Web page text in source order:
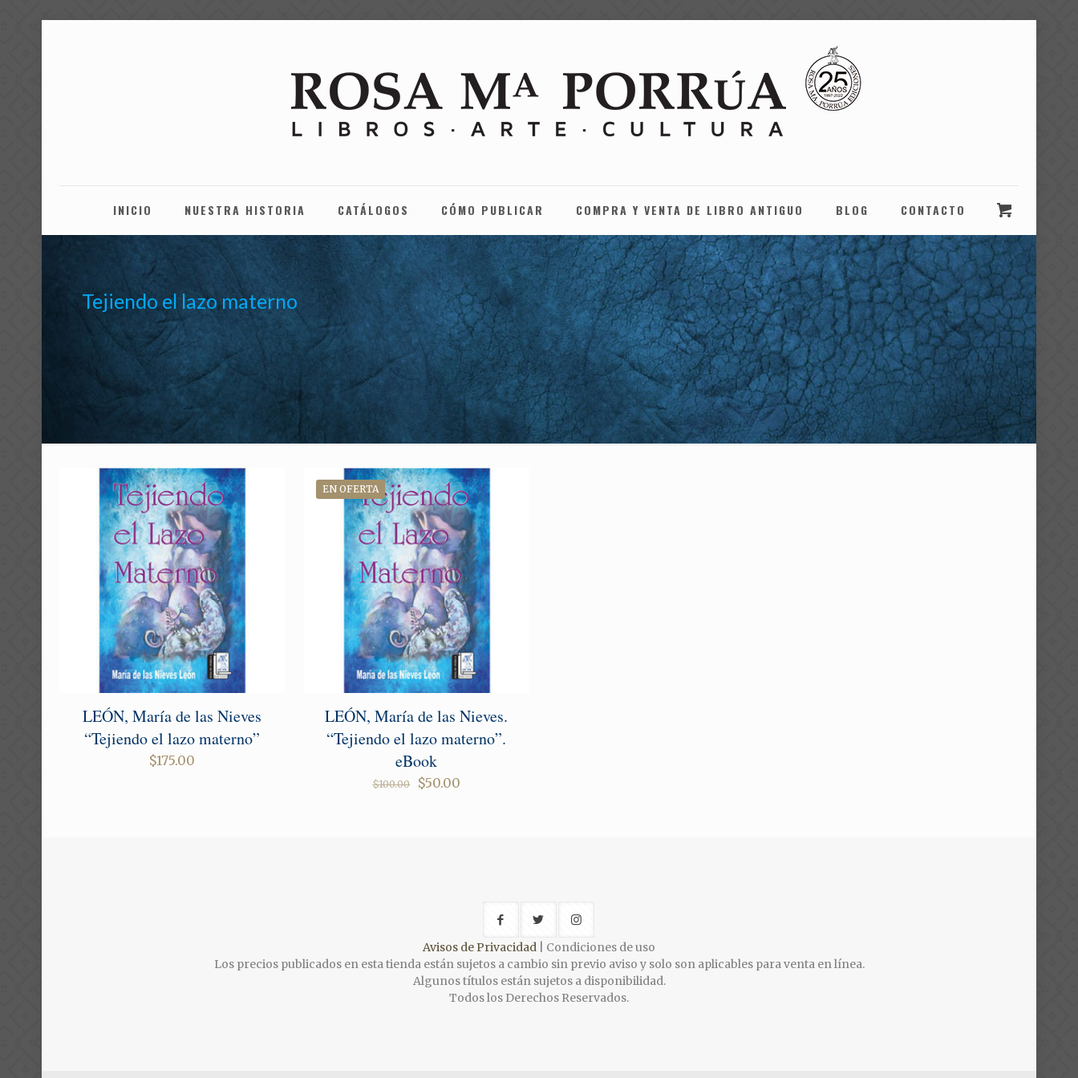
INICIO NUESTRA HISTORIA CATÁLOGOS CÓMO PUBLICAR COMPRA Y VENTA DE LIBRO ANTIGUO BLOG CONTACTO
Tejiendo el lazo materno
LEÓN, María de las Nieves
“Tejiendo el lazo materno”
$175.00
EN OFERTA
LEÓN, María de las Nieves.
“Tejiendo el lazo materno”.
eBook
$100.00
Original
$50.00
Avisos de Privacidad | Condiciones de uso
Los precios publicados en esta tienda están sujetos a cambio sin previo aviso y solo son aplicables para venta en línea.
Algunos títulos están sujetos a disponibilidad.
Todos los Derechos Reservados.